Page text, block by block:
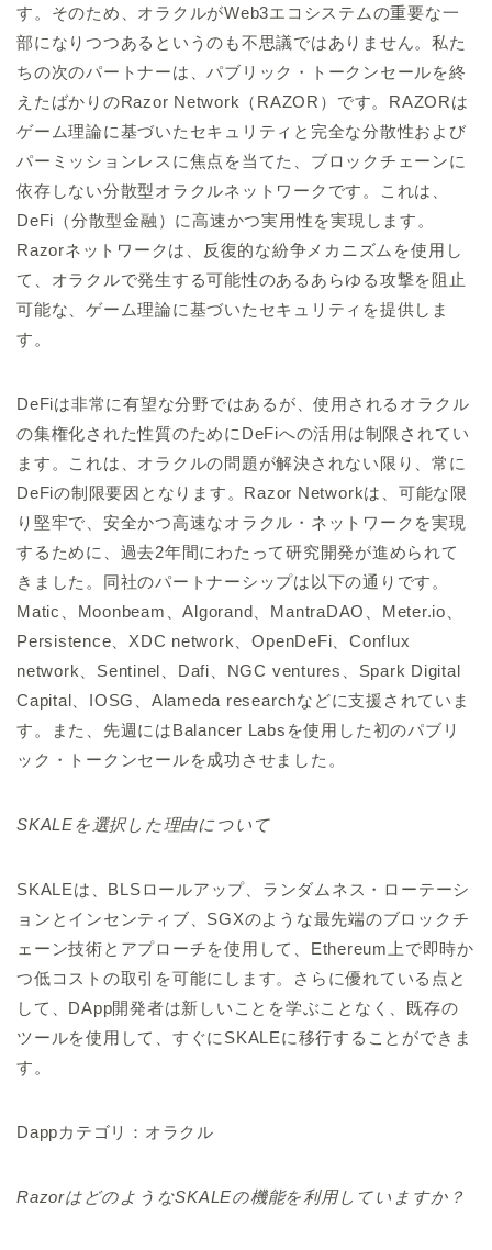
す。そのため、オラクルがWeb3エコシステムの重要な一
部になりつつあるというのも不思議ではありません。私た
ちの次のパートナーは、パブリック・トークンセールを終
えたばかりのRazor Network（RAZOR）です。RAZORは
ゲーム理論に基づいたセキュリティと完全な分散性および
パーミッションレスに焦点を当てた、ブロックチェーンに
依存しない分散型オラクルネットワークです。これは、
DeFi（分散型金融）に高速かつ実用性を実現します。
Razorネットワークは、反復的な紛争メカニズムを使用し
て、オラクルで発生する可能性のあるあらゆる攻撃を阻止
可能な、ゲーム理論に基づいたセキュリティを提供しま
す。
DeFiは非常に有望な分野ではあるが、使用されるオラクル
の集権化された性質のためにDeFiへの活用は制限されてい
ます。これは、オラクルの問題が解決されない限り、常に
DeFiの制限要因となります。Razor Networkは、可能な限
り堅牢で、安全かつ高速なオラクル・ネットワークを実現
するために、過去2年間にわたって研究開発が進められて
きました。同社のパートナーシップは以下の通りです。
Matic、Moonbeam、Algorand、MantraDAO、Meter.io、
Persistence、XDC network、OpenDeFi、Conflux
network、Sentinel、Dafi、NGC ventures、Spark Digital
Capital、IOSG、Alameda researchなどに支援されていま
す。また、先週にはBalancer Labsを使用した初のパブリ
ック・トークンセールを成功させました。
SKALEを選択した理由について
SKALEは、BLSロールアップ、ランダムネス・ローテーシ
ョンとインセンティブ、SGXのような最先端のブロックチ
ェーン技術とアプローチを使用して、Ethereum上で即時か
つ低コストの取引を可能にします。さらに優れている点と
して、DApp開発者は新しいことを学ぶことなく、既存の
ツールを使用して、すぐにSKALEに移行することができま
す。
Dappカテゴリ：オラクル
RazorはどのようなSKALEの機能を利用していますか？